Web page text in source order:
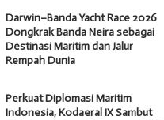
Darwin–Banda Yacht Race 2026
Dongkrak Banda Neira sebagai
Destinasi Maritim dan Jalur
Rempah Dunia
Perkuat Diplomasi Maritim
Indonesia, Kodaeral IX Sambut